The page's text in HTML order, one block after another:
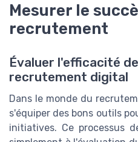
Mesurer le
recrutement
Évaluer l'efficacité
recrutement digital
Dans le monde du
s'équiper des bons outils
initiatives. Ce processus